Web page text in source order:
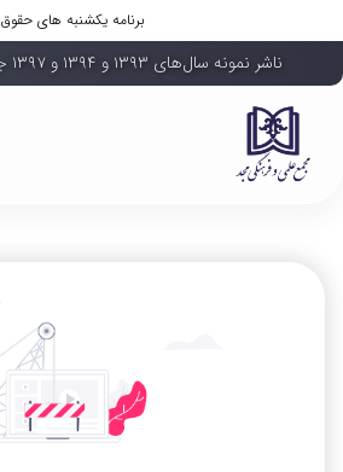
برنامه یکشنبه های حقوق
ناشر نمونه سال‌های ۱۳۹۳ و ۱۳۹۴ و ۱۳۹۷ جمهوری اسلامی ایران